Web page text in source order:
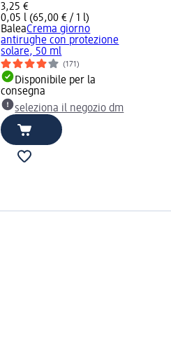
3,25 €
0,05 l (65,00 € / 1 l)
BaleaCrema giorno
antirughe con protezione
solare, 50 ml
(171)
Disponibile per la
consegna
seleziona il negozio dm